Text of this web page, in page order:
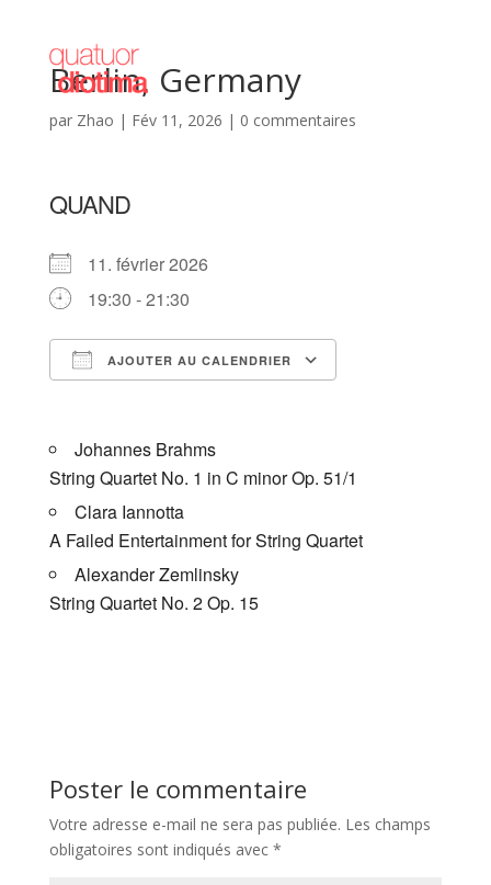
Berlin, Germany
par Zhao | Fév 11, 2026 | 0 commentaires
QUAND
11. février 2026
19:30 - 21:30
AJOUTER AU CALENDRIER
Johannes Brahms
String Quartet No. 1 in C minor Op. 51/1
Clara Iannotta
A Failed Entertainment for String Quartet
Alexander Zemlinsky
String Quartet No. 2 Op. 15
Poster le commentaire
Votre adresse e-mail ne sera pas publiée. Les champs
obligatoires sont indiqués avec *